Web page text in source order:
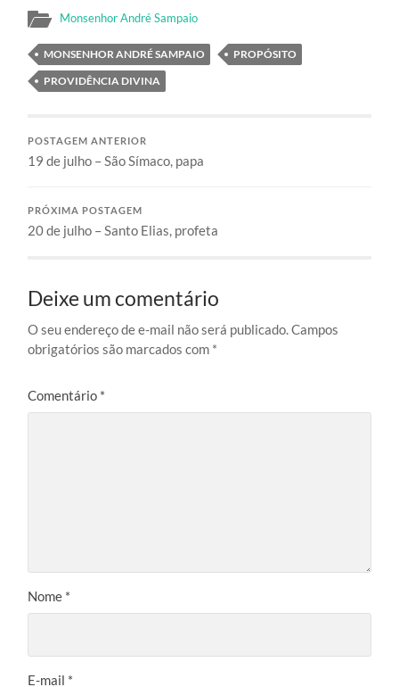
Monsenhor André Sampaio
MONSENHOR ANDRÉ SAMPAIO
PROPÓSITO
PROVIDÊNCIA DIVINA
POSTAGEM ANTERIOR
19 de julho – São Símaco, papa
PRÓXIMA POSTAGEM
20 de julho – Santo Elias, profeta
Deixe um comentário
O seu endereço de e-mail não será publicado.Campos
obrigatórios são marcados com *
Comentário *
Nome *
E-mail *